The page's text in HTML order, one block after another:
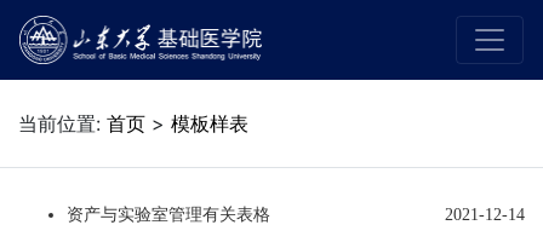
当前位置: 首页 > 模板样表
资产与实验室管理有关表格
2021-12-14